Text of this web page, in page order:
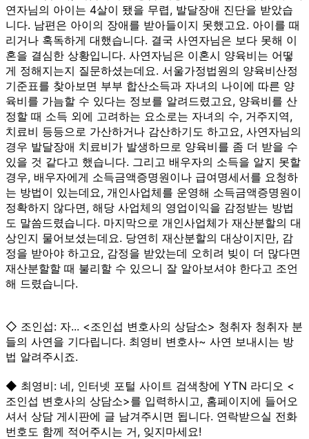
연자님의 아이는 4살이 됐을 무렵, 발달장애 진단을 받았습
니다. 남편은 아이의 장애를 받아들이지 못했고요. 아이를 때
리거나 혹독하게 대했습니다. 결국 사연자님은 보다 못해 이
혼을 결심한 상황입니다. 사연자님은 이혼시 양육비는 어떻
게 정해지는지 질문하셨는데요. 서울가정법원의 양육비산정
기준표를 찾아보면 부부 합산소득과 자녀의 나이에 따른 양
육비를 가늠할 수 있다는 정보를 알려드렸고요, 양육비를 산
정할 때 소득 외에 고려하는 요소로는 자녀의 수, 거주지역,
치료비 등등으로 가산하거나 감산하기도 하고요, 사연자님의
경우 발달장애 치료비가 발생하므로 양육비를 좀 더 받을 수
있을 것 같다고 했습니다. 그리고 배우자의 소득을 알지 못할
경우, 배우자에게 소득금액증명원이나 급여명세서를 요청하
는 방법이 있는데요, 개인사업체를 운영해 소득금액증명원이
정확하지 않다면, 해당 사업체의 영업이익을 감정받는 방법
도 말씀드렸습니다. 마지막으로 개인사업체가 재산분할의 대
상인지 물어보셨는데요. 당연히 재산분할의 대상이지만, 감
정을 받아야 하고요, 감정을 받았는데 오히려 빚이 더 많다면
재산분할할 때 불리할 수 있으니 잘 알아보셔야 한다고 조언
해 드렸습니다.
◇ 조인섭: 자... <조인섭 변호사의 상담소> 청취자 청취자 분
들의 사연을 기다립니다. 최영비 변호사~ 사연 보내시는 방
법 알려주시죠.
◆ 최영비: 네, 인터넷 포털 사이트 검색창에 YTN 라디오 <
조인섭 변호사의 상담소>를 입력하시고, 홈페이지에 들어오
셔서 상담 게시판에 글 남겨주시면 됩니다. 연락받으실 전화
번호도 함께 적어주시는 거, 잊지마세요!